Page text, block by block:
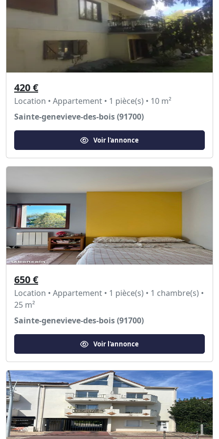
420 €
Location • Appartement • 1 pièce(s) • 10 m²
Sainte-genevieve-des-bois (91700)
Voir l'annonce
650 €
Location • Appartement • 1 pièce(s) • 1 chambre(s) •
25 m²
Sainte-genevieve-des-bois (91700)
Voir l'annonce